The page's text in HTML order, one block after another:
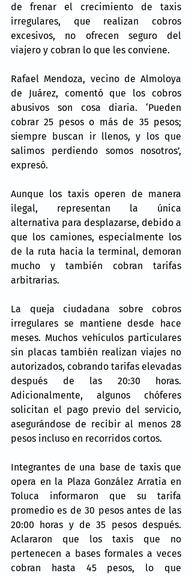
de frenar el crecimiento de taxis
irregulares, que realizan cobros
excesivos, no ofrecen seguro del
viajero y cobran lo que les conviene.
Rafael Mendoza, vecino de Almoloya
de Juárez, comentó que los cobros
abusivos son cosa diaria. ‘Pueden
cobrar 25 pesos o más de 35 pesos;
siempre buscan ir llenos, y los que
salimos perdiendo somos nosotros’,
expresó.
Aunque los taxis operen de manera
ilegal, representan la única
alternativa para desplazarse, debido a
que los camiones, especialmente los
de la ruta hacia la terminal, demoran
mucho y también cobran tarifas
arbitrarias.
La queja ciudadana sobre cobros
irregulares se mantiene desde hace
meses. Muchos vehículos particulares
sin placas también realizan viajes no
autorizados, cobrando tarifas elevadas
después de las 20:30 horas.
Adicionalmente, algunos chóferes
solicitan el pago previo del servicio,
asegurándose de recibir al menos 28
pesos incluso en recorridos cortos.
Integrantes de una base de taxis que
opera en la Plaza González Arratia en
Toluca informaron que su tarifa
promedio es de 30 pesos antes de las
20:00 horas y de 35 pesos después.
Aclararon que los taxis que no
pertenecen a bases formales a veces
cobran hasta 45 pesos, lo que